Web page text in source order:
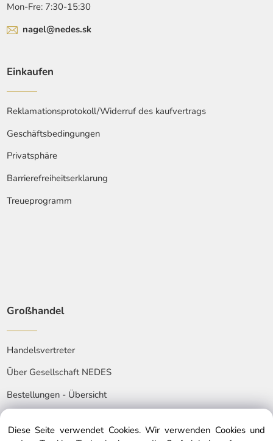
Mon-Fre: 7:30-15:30
nagel@nedes.sk
Einkaufen
Reklamationsprotokoll/Widerruf des kaufvertrags
Geschäftsbedingungen
Privatsphäre
Barrierefreiheitserklarung
Treueprogramm
Großhandel
Handelsvertreter
Über Gesellschaft NEDES
Bestellungen - Übersicht
Diese Seite verwendet Cookies. Wir verwenden Cookies und